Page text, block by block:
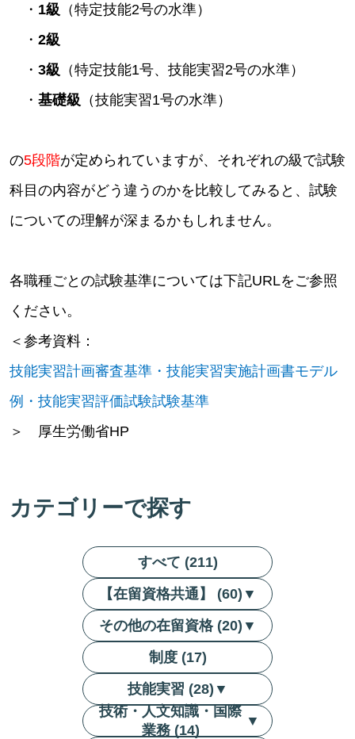
・ 1級 （特定技能2号の水準）
・ 2級
・ 3級 （特定技能1号、技能実習2号の水準）
・ 基礎級 （技能実習1号の水準）
の5段階が定められていますが、それぞれの級で試験
科目の内容がどう違うのかを比較してみると、試験
についての理解が深まるかもしれません。
各職種ごとの試験基準については下記URLをご参照
ください。
＜参考資料：
技能実習計画審査基準・技能実習実施計画書モデル
例・技能実習評価試験試験基準
＞ 厚生労働省HP
カテゴリーで探す
すべて (211)
【在留資格共通】 (60) ▼
その他の在留資格 (20) ▼
制度 (17)
技能実習 (28) ▼
技術・人文知識・国際
業務 (14)
▼